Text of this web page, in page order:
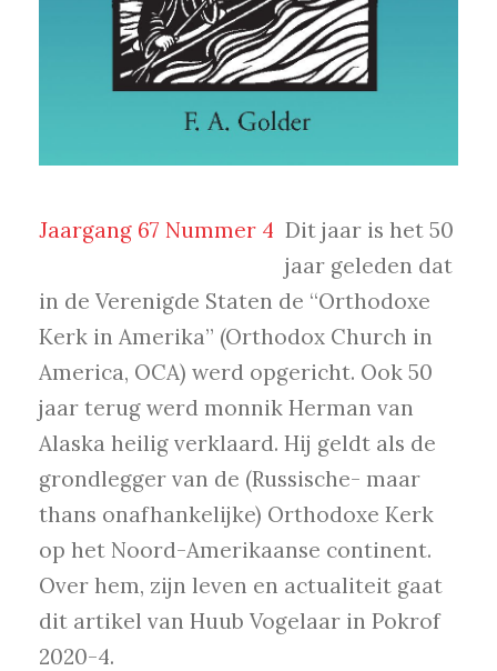
Jaargang 67 Nummer 4 Dit jaar is het 50
jaar geleden dat
in de Verenigde Staten de “Orthodoxe
Kerk in Amerika” (Orthodox Church in
America, OCA) werd opgericht. Ook 50
jaar terug werd monnik Herman van
Alaska heilig verklaard. Hij geldt als de
grondlegger van de (Russische- maar
thans onafhankelijke) Orthodoxe Kerk
op het Noord-Amerikaanse continent.
Over hem, zijn leven en actualiteit gaat
dit artikel van Huub Vogelaar in Pokrof
2020-4.